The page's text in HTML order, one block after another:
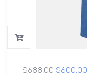
$688.00 $600.00